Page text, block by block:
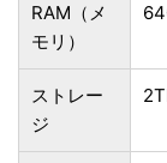
RAM（メ
モリ）
ストレー
ジ